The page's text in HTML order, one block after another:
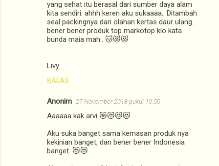
yang sehat itu berasal dari sumber daya alam
kita sendiri. ahhh keren aku sukaaaa.. Ditambah
seal packingnya dari olahan kertas daur ulang..
bener bener produk top markotop klo kata
bunda maia mah.. 😽😻😻
Livy
BALAS
Anonim 27 November 2018 pukul 10.50
Aaaaaa kak arvi 😿😻😻😻
Aku suka banget sama kemasan produk nya
kekinian banget, dan bener bener Indonesia
banget. 😻😻